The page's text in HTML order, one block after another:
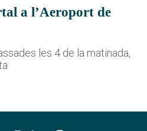
a l’Aeroport de
les 4 de la matinada,